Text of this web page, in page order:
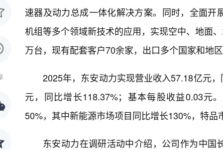
速器及动力总成一体化解决方案。同时，全面
机组等多个领域新技术的应用，实现空中、地面
万台，现有配套客户70余家，出口多个国家和地
2025年，东安动力实现营业收入57.18亿元
元，同比增长118.37%；基本每股收益0.03元
50%，其中新能源市场项目同比增长130%，特品
东安动力在调研活动中介绍，公司作为中